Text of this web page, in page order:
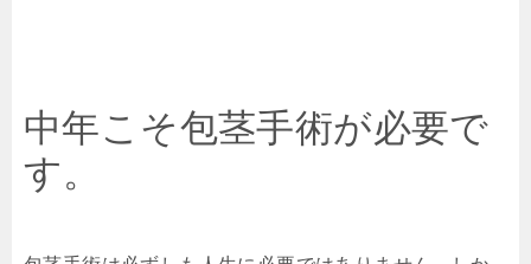
中年こそ包茎手術が必要で
す。